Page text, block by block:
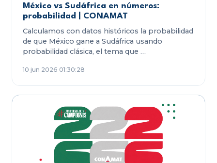
México vs Sudáfrica en números:
probabilidad | CONAMAT
Calculamos con datos históricos la probabilidad
de que México gane a Sudáfrica usando
probabilidad clásica, el tema que …
10 jun 2026 01:30:28